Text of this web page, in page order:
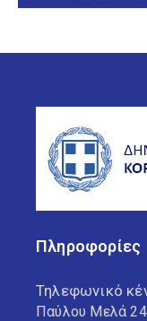
Πληροφορίες
Τηλεφωνικό
Παύλου Μελά